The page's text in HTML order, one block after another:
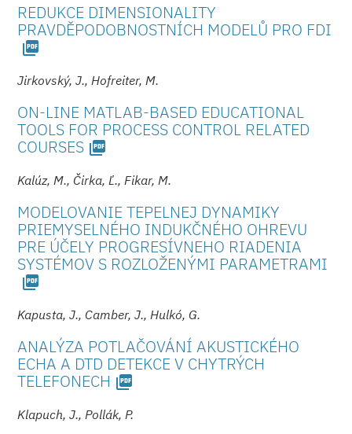
REDUKCE DIMENSIONALITY
PRAVDĚPODOBNOSTNÍCH MODELŮ PRO FDI
picture_as_pdf
Jirkovský, J., Hofreiter, M.
ON-LINE MATLAB-BASED EDUCATIONAL
TOOLS FOR PROCESS CONTROL RELATED
COURSES picture_as_pdf
Kalúz, M., Čirka, Ľ., Fikar, M.
MODELOVANIE TEPELNEJ DYNAMIKY
PRIEMYSELNÉHO INDUKČNÉHO OHREVU
PRE ÚČELY PROGRESÍVNEHO RIADENIA
SYSTÉMOV S ROZLOŽENÝMI PARAMETRAMI
picture_as_pdf
Kapusta, J., Camber, J., Hulkó, G.
ANALÝZA POTLAČOVÁNÍ AKUSTICKÉHO
ECHA A DTD DETEKCE V CHYTRÝCH
TELEFONECH picture_as_pdf
Klapuch, J., Pollák, P.